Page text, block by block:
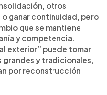
otros
o ganar continuidad, pero
que se mantiene
y competencia.
exterior” puede tomar
y tradicionales,
por reconstrucción